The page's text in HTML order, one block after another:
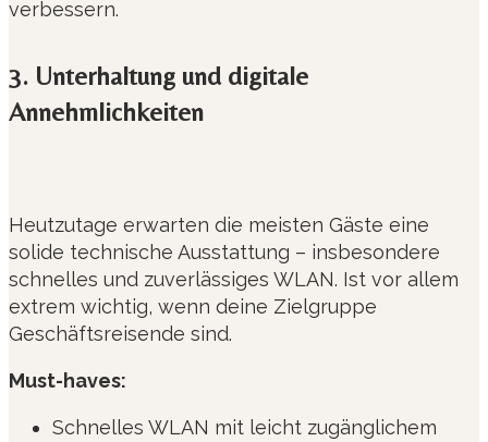
verbessern.
3. Unterhaltung und digitale
Annehmlichkeiten
Heutzutage erwarten die meisten Gäste eine
solide technische Ausstattung – insbesondere
schnelles und zuverlässiges WLAN. Ist vor allem
extrem wichtig, wenn deine Zielgruppe
Geschäftsreisende sind.
Must-haves:
Schnelles WLAN mit leicht zugänglichem